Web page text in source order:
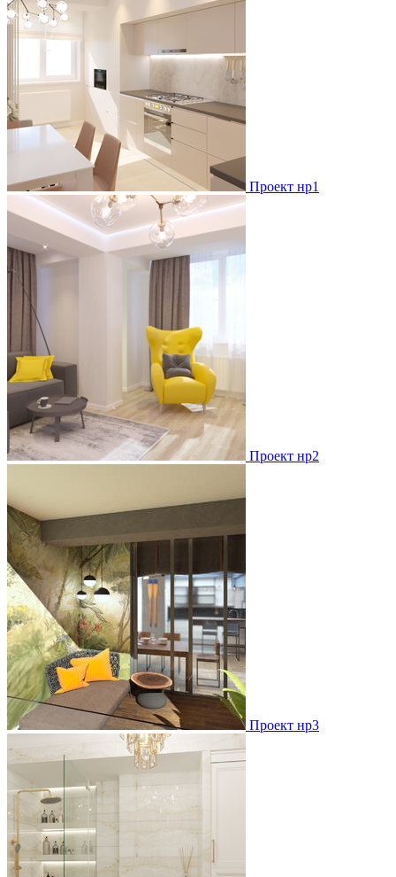
Проект нр1
Проект нр2
Проект нр3